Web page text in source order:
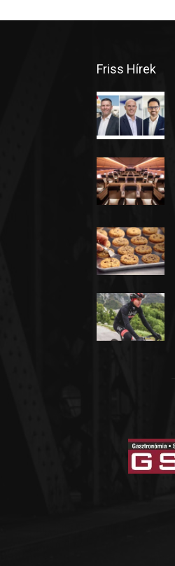
Friss Hírek